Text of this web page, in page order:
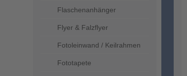
Flaschenanhänger
Flyer & Falzflyer
Fotoleinwand / Keilrahmen
Fototapete